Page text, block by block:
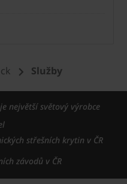
Služby
největší světový výrobce
střešních krytin v ČR
závodů v ČR